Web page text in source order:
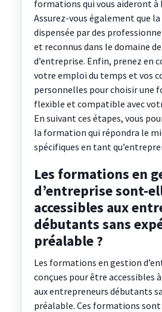
formations qui vous aideront à
Assurez-vous également que
dispensée par des
et reconnus dans le domaine
d’entreprise. Enfin, prenez en
votre emploi du temps et vos
personnelles pour choisir une
flexible et compatible avec
En suivant ces étapes, vous
la formation qui répondra le
spécifiques en tant
Les formations en
d’entreprise sont-
accessibles aux
débutants sans
préalable ?
Les formations en gestion
conçues pour être accessibles
aux entrepreneurs débutants
préalable. Ces formations